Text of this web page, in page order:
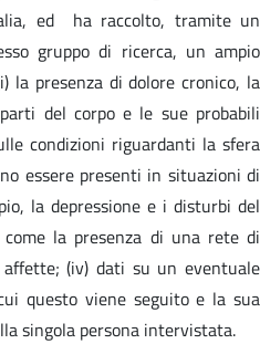
ed ha raccolto, tramite un
gruppo di ricerca, un ampio
la presenza di dolore cronico, la
del corpo e le sue probabili
condizioni riguardanti la sfera
essere presenti in situazioni di
la depressione e i disturbi del
la presenza di una rete di
(iv) dati su un eventuale
questo viene seguito e la sua
singola persona intervistata.